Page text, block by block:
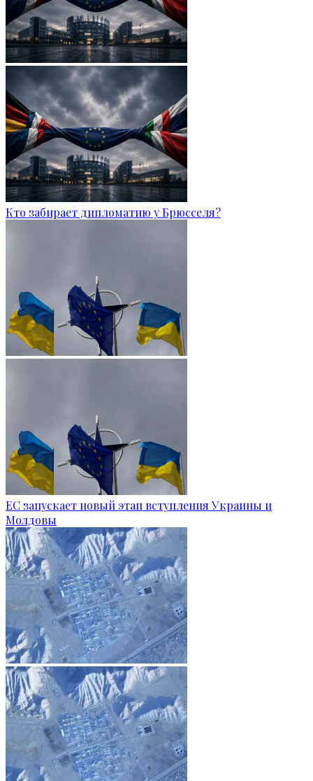
Кто забирает дипломатию у Брюсселя?
ЕС запускает новый этап вступления Украины и
Молдовы